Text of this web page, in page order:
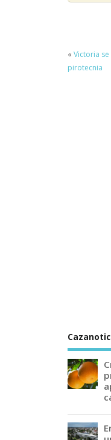
« Victoria
pirotecnia